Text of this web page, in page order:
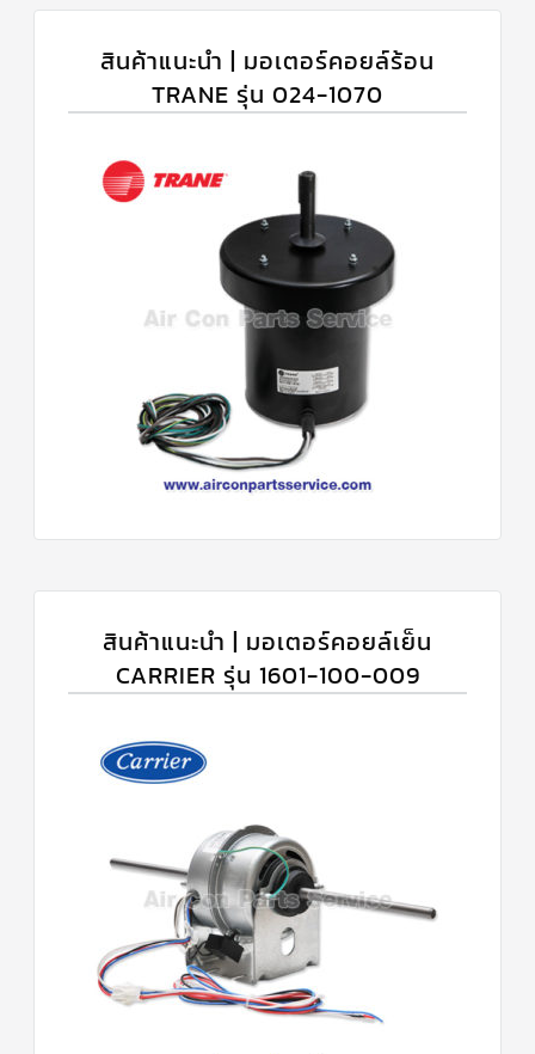
สินค้าแนะนำ | มอเตอร์คอยล์ร้อน
TRANE รุ่น 024-1070
สินค้าแนะนำ | มอเตอร์คอยล์เย็น
CARRIER รุ่น 1601-100-009